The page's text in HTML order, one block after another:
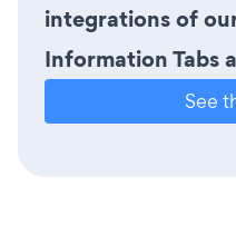
integrations of
Information Tabs
See